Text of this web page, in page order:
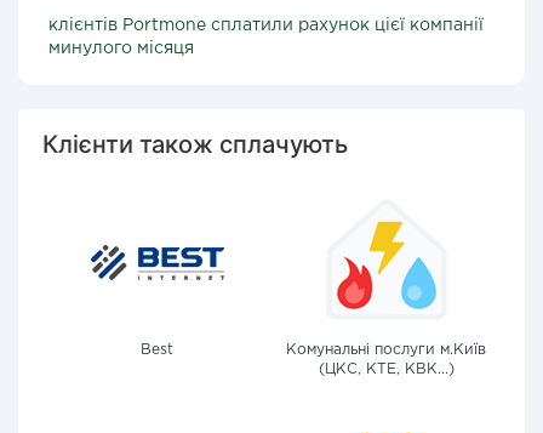
клієнтів Portmone сплатили рахунок цієї компанії
минулого місяця
Клієнти також сплачують
Best
Комунальні послуги м.Київ
(ЦКС, КТЕ, КВК...)